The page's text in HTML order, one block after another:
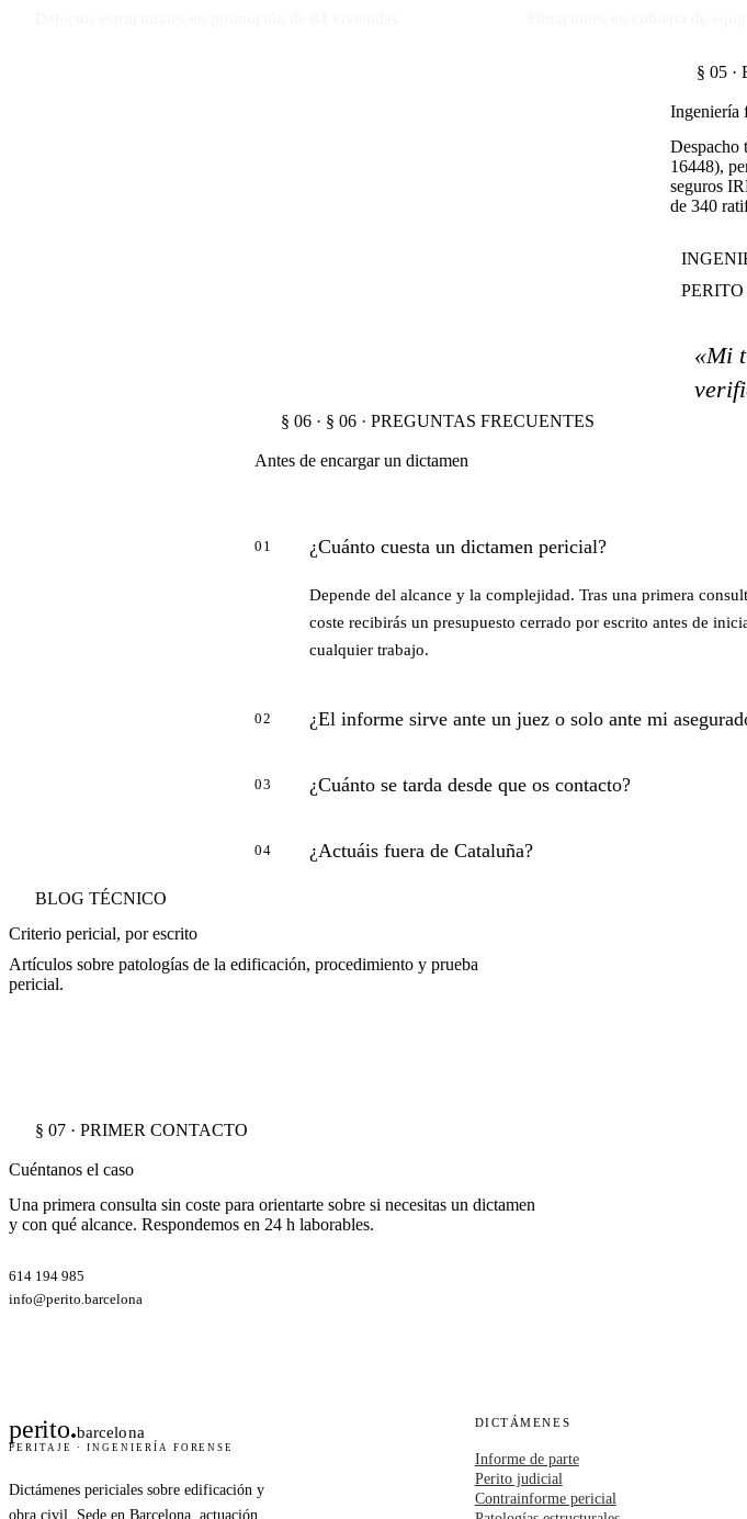
§ 05 ·
Ingeniería
Despacho
16448),
seguros
de 340
PERITO
«Mi
§ 06 · § 06 · PREGUNTAS FRECUENTES
Antes de encargar un dictamen
01 ¿Cuánto cuesta un dictamen pericial?
Depende del alcance y la complejidad. Tras una primera
coste recibirás un presupuesto cerrado por escrito antes de
cualquier trabajo.
02 ¿El informe sirve ante un juez o solo ante mi
03 ¿Cuánto se tarda desde que os contacto?
04 ¿Actuáis fuera de Cataluña?
BLOG TÉCNICO
Criterio pericial, por escrito
Artículos sobre patologías de la edificación, procedimiento y prueba
pericial.
§ 07 · PRIMER CONTACTO
Cuéntanos el caso
Una primera consulta sin coste para orientarte sobre si necesitas un dictamen
y con qué alcance. Respondemos en 24 h laborables.
614 194 985
info@perito.barcelona
perito.barcelona
PERITAJE · INGENIERÍA FORENSE
Dictámenes periciales sobre edificación y
obra civil. Sede en Barcelona, actuación
DICTÁMENES
Informe de parte
Perito judicial
Contrainforme pericial